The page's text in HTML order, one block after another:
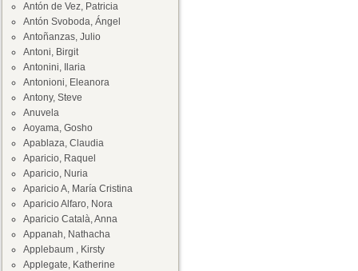
Antón de Vez, Patricia
Antón Svoboda, Ángel
Antoñanzas, Julio
Antoni, Birgit
Antonini, Ilaria
Antonioni, Eleanora
Antony, Steve
Anuvela
Aoyama, Gosho
Apablaza, Claudia
Aparicio, Raquel
Aparicio, Nuria
Aparicio A, María Cristina
Aparicio Alfaro, Nora
Aparicio Català, Anna
Appanah, Nathacha
Applebaum , Kirsty
Applegate, Katherine